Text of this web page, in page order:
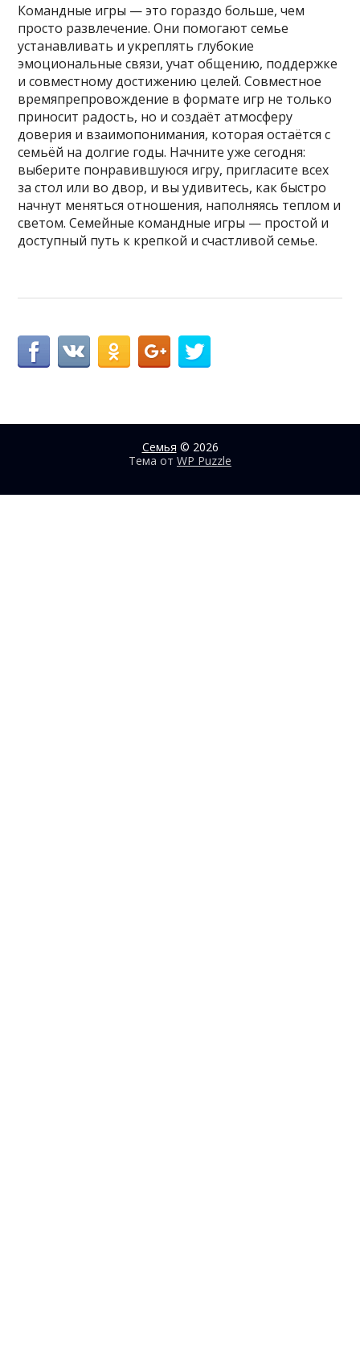
Командные игры — это гораздо больше, чем
просто развлечение. Они помогают семье
устанавливать и укреплять глубокие
эмоциональные связи, учат общению, поддержке
и совместному достижению целей. Совместное
времяпрепровождение в формате игр не только
приносит радость, но и создаёт атмосферу
доверия и взаимопонимания, которая остаётся с
семьёй на долгие годы. Начните уже сегодня:
выберите понравившуюся игру, пригласите всех
за стол или во двор, и вы удивитесь, как быстро
начнут меняться отношения, наполняясь теплом и
светом. Семейные командные игры — простой и
доступный путь к крепкой и счастливой семье.
Семья © 2026
Тема от WP Puzzle